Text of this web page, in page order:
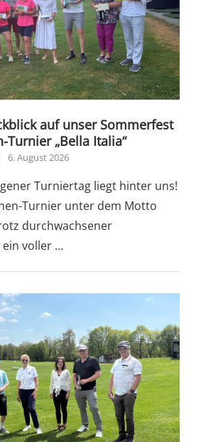
auf unser Sommerfest
Turnier „Bella Italia“
6. August 2026
Turniertag liegt hinter uns!
Turnier unter dem Motto
durchwachsener
voller …